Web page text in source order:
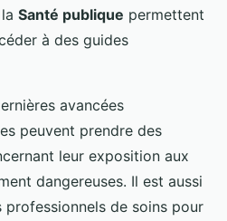
Santé publique permettent
à des guides
avancées
peuvent prendre des
leur exposition aux
dangereuses. Il est aussi
de soins pour